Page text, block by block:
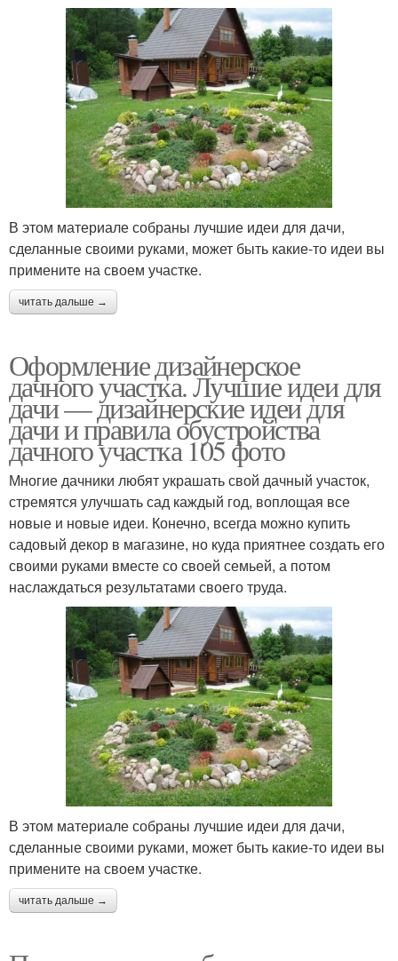
В этом материале собраны лучшие идеи для дачи,
сделанные своими руками, может быть какие-то идеи вы
примените на своем участке.
читать дальше →
Оформление дизайнерское
дачного участка. Лучшие идеи для
дачи — дизайнерские идеи для
дачи и правила обустройства
дачного участка 105 фото
Многие дачники любят украшать свой дачный участок,
стремятся улучшать сад каждый год, воплощая все
новые и новые идеи. Конечно, всегда можно купить
садовый декор в магазине, но куда приятнее создать его
своими руками вместе со своей семьей, а потом
наслаждаться результатами своего труда.
В этом материале собраны лучшие идеи для дачи,
сделанные своими руками, может быть какие-то идеи вы
примените на своем участке.
читать дальше →